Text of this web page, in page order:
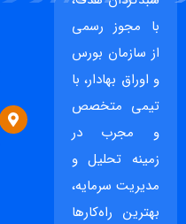
با مجوز رسمی
از سازمان بورس
و اوراق بهادار، با
تیمی متخصص
و مجرب در
زمینه تحلیل و
مدیریت سرمایه،
بهترین راه‌کارها